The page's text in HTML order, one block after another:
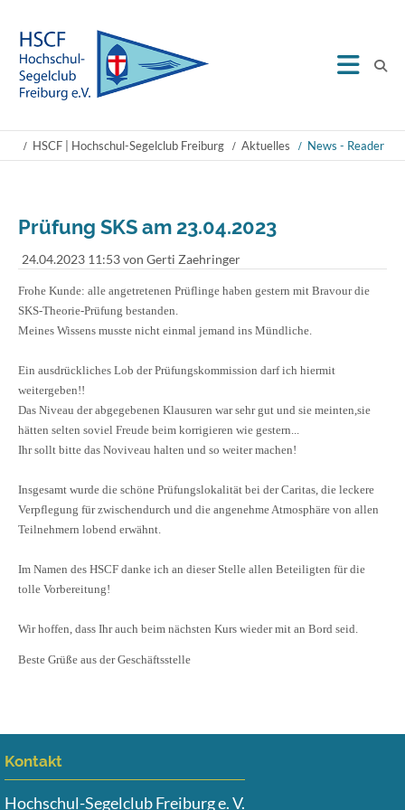
HSCF | Hochschul-Segelclub Freiburg Aktuelles News - Reader
Prüfung SKS am 23.04.2023
24.04.2023 11:53von Gerti Zaehringer
Frohe Kunde: alle angetretenen Prüflinge haben gestern mit Bravour die
SKS-Theorie-Prüfung bestanden.
Meines Wissens musste nicht einmal jemand ins Mündliche.
Ein ausdrückliches Lob der Prüfungskommission darf ich hiermit
weitergeben!!
Das Niveau der abgegebenen Klausuren war sehr gut und sie meinten,sie
hätten selten soviel Freude beim korrigieren wie gestern...
Ihr sollt bitte das Noviveau halten und so weiter machen!
Insgesamt wurde die schöne Prüfungslokalität bei der Caritas, die leckere
Verpflegung für zwischendurch und die angenehme Atmosphäre von allen
Teilnehmern lobend erwähnt.
Im Namen des HSCF danke ich an dieser Stelle allen Beteiligten für die
tolle Vorbereitung!
Wir hoffen, dass Ihr auch beim nächsten Kurs wieder mit an Bord seid.
Beste Grüße aus der Geschäftsstelle
Kontakt
Hochschul-Segelclub Freiburg e. V.